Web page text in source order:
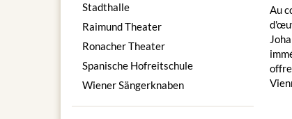
Au
Stadthalle
Raimund Theater
Ronacher Theater
Spanische Hofreitschule
Wiener Sängerknaben